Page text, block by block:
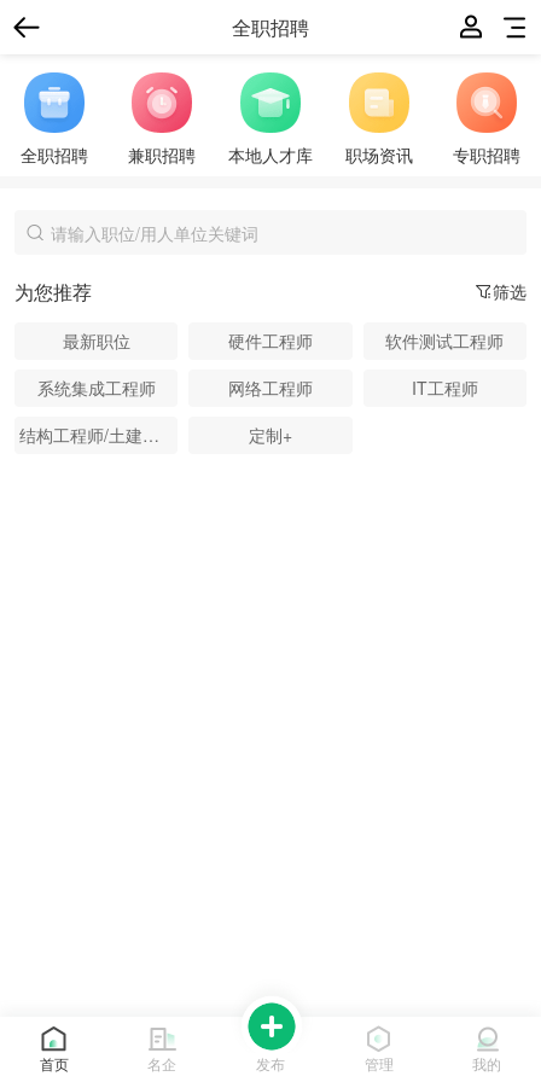
全职招聘
全职招聘 兼职招聘 本地人才库 职场资讯 专职招聘
筛选
为您推荐
最新职位 硬件工程师
软件测试工程师
系统集成工程师
网络工程师
IT工程师
结构工程师/土建工程师
定制+
首页 名企 发布 管理 我的